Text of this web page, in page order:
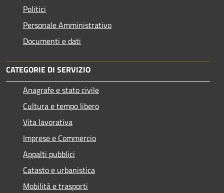
Politici
Personale Amministrativo
Documenti e dati
CATEGORIE DI SERVIZIO
Anagrafe e stato civile
Cultura e tempo libero
Vita lavorativa
Imprese e Commercio
Appalti pubblici
Catasto e urbanistica
Mobilità e trasporti